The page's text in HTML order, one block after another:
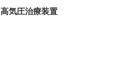
高気圧治療装置